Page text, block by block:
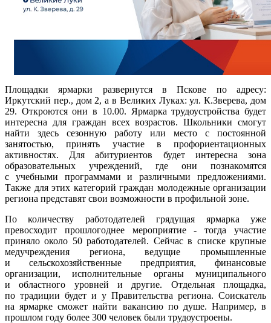
Площадки ярмарки развернутся в Пскове по адресу:
Иркутский пер., дом 2, а в Великих Луках: ул. К.Зверева, дом
29. Откроются они в 10.00. Ярмарка трудоустройства будет
интересна для граждан всех возрастов. Школьники смогут
найти здесь сезонную работу или место с постоянной
занятостью, принять участие в профориентационных
активностях. Для абитуриентов будет интересна зона
образовательных учреждений, где они познакомятся
с учебными программами и различными предложениями.
Также для этих категорий граждан молодежные организации
региона представят свои возможности в профильной зоне.
По количеству работодателей грядущая ярмарка уже
превосходит прошлогоднее мероприятие - тогда участие
приняло около 50 работодателей. Сейчас в списке крупные
медучреждения региона, ведущие промышленные
и сельскохозяйственные предприятия, финансовые
организации, исполнительные органы муниципального
и областного уровней и другие. Отдельная площадка,
по традиции будет и у Правительства региона. Соискатель
на ярмарке сможет найти вакансию по душе. Например, в
прошлом году более 300 человек были трудоустроены.